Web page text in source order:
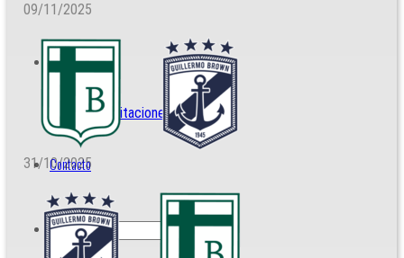
Prensa
Acreditaciones
Contacto
09/11/2025
31/10/2025